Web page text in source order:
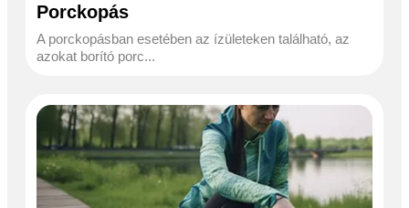
Porckopás
A porckopásban esetében az ízületeken található, az
azokat borító porc...